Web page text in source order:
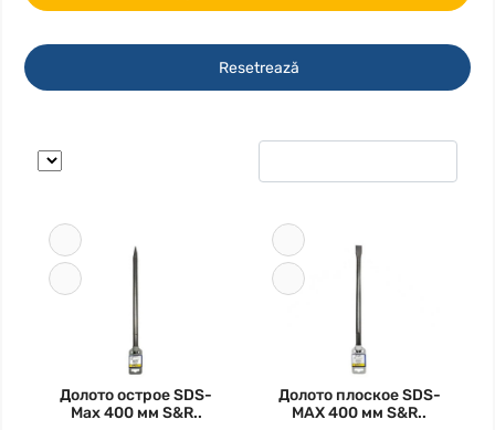
Resetrează
Долото острое SDS-
Max 400 мм S&R..
Долото плоское SDS-
MAX 400 мм S&R..